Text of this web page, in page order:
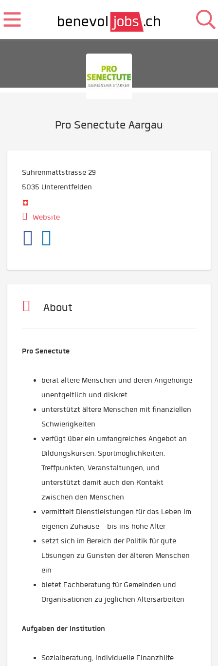
Pro Senectute Aargau
Suhrenmattstrasse 29
5035 Unterentfelden
Website
About
Pro Senectute
berät ältere Menschen und deren Angehörige
unentgeltlich und diskret
unterstützt ältere Menschen mit finanziellen
Schwierigkeiten
verfügt über ein umfangreiches Angebot an
Bildungskursen, Sportmöglichkeiten,
Treffpunkten, Veranstaltungen, und
unterstützt damit auch den Kontakt
zwischen den Menschen
vermittelt Dienstleistungen für das Leben im
eigenen Zuhause - bis ins hohe Alter
setzt sich im Bereich der Politik für gute
Lösungen zu Gunsten der älteren Menschen
ein
bietet Fachberatung für Gemeinden und
Organisationen zu jeglichen Altersarbeiten
Aufgaben der Institution
Sozialberatung, individuelle Finanzhilfe